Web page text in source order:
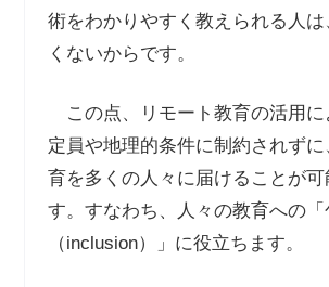
術をわかりやすく教えられる人は
くないからです。
この点、リモート教育の活用
定員や地理的条件に制約されず
育を多くの人々に届けることが可
す。すなわち、人々の教育への「
（inclusion）」に役立ちます。